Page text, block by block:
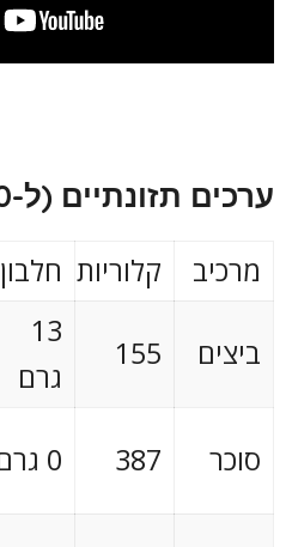
ערכים תזונתיים (ל-100 גרם)
מרכיב קלוריות חלבון
ביצים 155
13
גרם
סוכר 387 0 גרם